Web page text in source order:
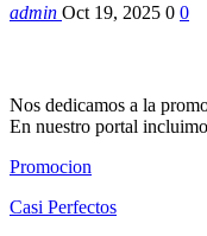
admin Oct 19, 2025 0 0
Nos dedicamos a la
En nuestro portal
Promocion
Casi Perfectos